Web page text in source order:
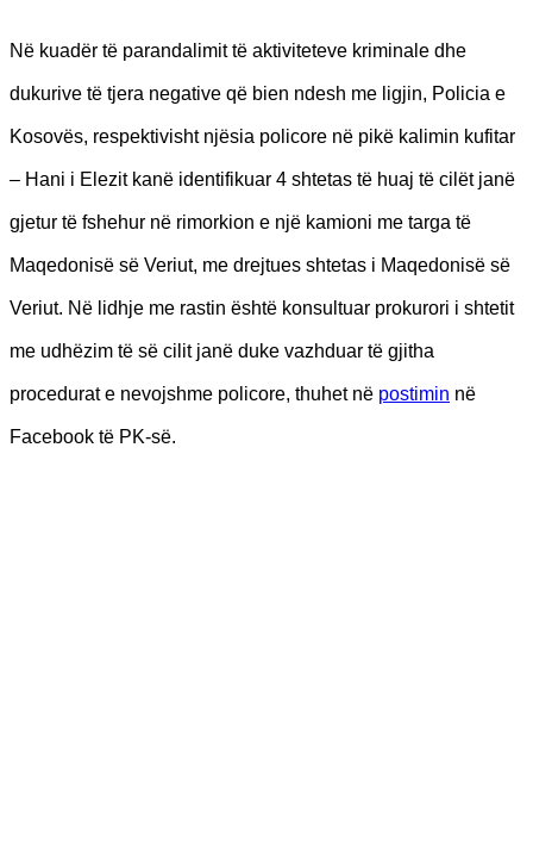
Në kuadër të parandalimit të aktiviteteve kriminale dhe
dukurive të tjera negative që bien ndesh me ligjin, Policia e
Kosovës, respektivisht njësia policore në pikë kalimin kufitar
– Hani i Elezit kanë identifikuar 4 shtetas të huaj të cilët janë
gjetur të fshehur në rimorkion e një kamioni me targa të
Maqedonisë së Veriut, me drejtues shtetas i Maqedonisë së
Veriut. Në lidhje me rastin është konsultuar prokurori i shtetit
me udhëzim të së cilit janë duke vazhduar të gjitha
procedurat e nevojshme policore, thuhet në postimin në
Facebook të PK-së.